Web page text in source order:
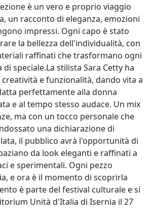
è un vero e proprio viaggio
un racconto di eleganza, emozioni
impressi. Ogni capo è stato
la bellezza dell'individualità, con
raffinati che trasformano ogni
speciale.La stilista Sara Cetty ha
e funzionalità, dando vita a
perfettamente alla donna
e al tempo stesso audace. Un mix
ma con un tocco personale che
una dichiarazione di
il pubblico avrà l'opportunità di
da look eleganti e raffinati a
e sperimentali. Ogni pezzo
e ora è il momento di scoprirla
è parte del festival culturale e si
Unità d'Italia di Isernia il 27